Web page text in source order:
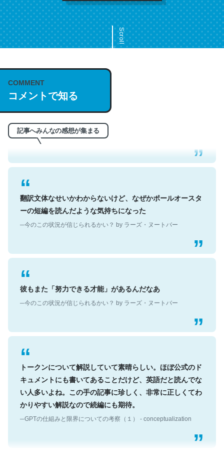
Scroll
COMMENT
コメントで知る
記事へみんなの感想が集まる
これは名文。彼はとてもクレバーなんだろうなと凄く思
う。英語少しでも読める人は原文もお勧め。自分はこの流
れ好き。Let’s Fucking Go. Then Covid hit. Shit.
─今のこの状況が信じられるかい？ by ラーズ・ヌートバー
翻訳文体なせいかわからないけど、なぜかポールオースタ
ーの短編を読んだような気持ちになった
彼もまた「努力できる才能」があるんだなあ
トークンについて解説していて素晴らしい。ほぼ公式のド
キュメントにも書いてあることだけど、英語だと読んでな
い人多いよね。この手の記事に珍しく、非常に正しくてわ
かりやすい解説なので続編にも期待。